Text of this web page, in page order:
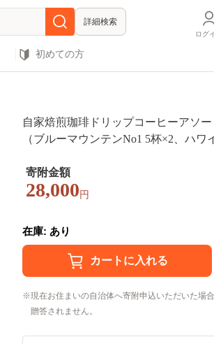
詳細検索
ログ
初めての方
自家焙煎珈琲ドリップコーヒーアソー
（ブルーマウンテンNo1 5杯×2、ハワイ・コナ 5
珈琲 ドリップ 下呂温泉 緑の館 ドリッ
ドリップバッグ ドリップパック
寄附金額
28,000 円
在庫: あり
現在お住まいの自治体へ寄附申込いただいた場
贈答されません。